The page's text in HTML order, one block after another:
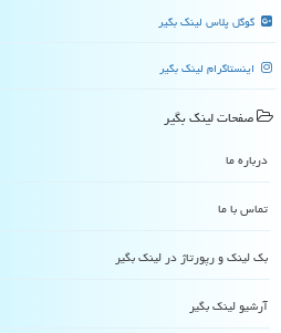
گوگل پلاس لینک بگیر
اینستاگرام لینک بگیر
صفحات لینك بگیر
درباره ما
تماس با ما
بک لینک و رپورتاژ در لینك بگیر
آرشیو لینك بگیر